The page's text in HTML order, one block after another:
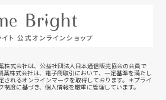
株式会社は、公益社団法人日本通信販売協会の会員で
薬株式会社は、電子商取引において、一定基準を満たし
されるオンラインマークを取得しております。＊プライ
制度に基づき、個人情報を厳重に管理しています。